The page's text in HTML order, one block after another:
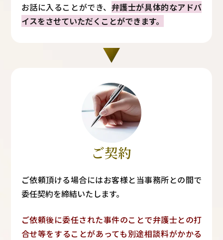
お話に入ることができ、 弁護士が具体的なアドバ
イスをさせていただくことができます。
ご契約
ご依頼頂ける場合にはお客様と当事務所との間で
委任契約を締結いたします。
ご依頼後に委任された事件のことで弁護士との打
合せ等をすることがあっても別途相談料がかかる